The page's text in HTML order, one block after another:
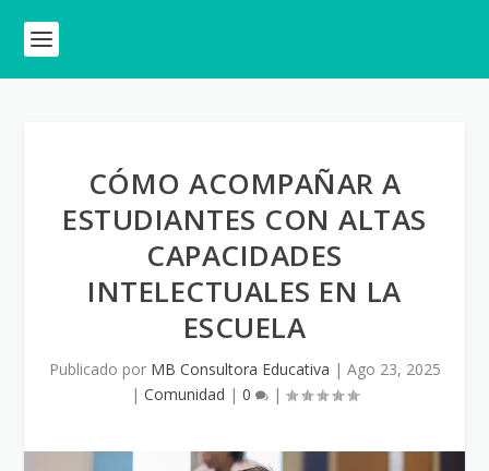
CÓMO ACOMPAÑAR A
ESTUDIANTES CON ALTAS
CAPACIDADES
INTELECTUALES EN LA
ESCUELA
Publicado por MB Consultora Educativa | Ago 23, 2025
| Comunidad | 0 |